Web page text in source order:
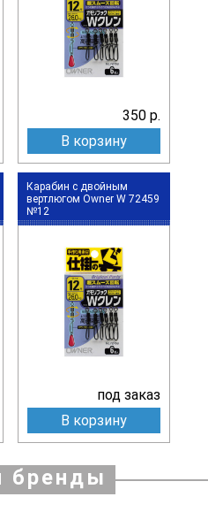
350 р.
В корзину
Карабин с двойным
вертлюгом Owner W 72459
№12
под заказ
В корзину
бренды